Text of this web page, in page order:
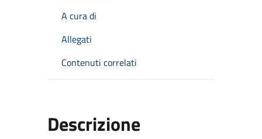
A cura di
Allegati
Contenuti correlati
Descrizione